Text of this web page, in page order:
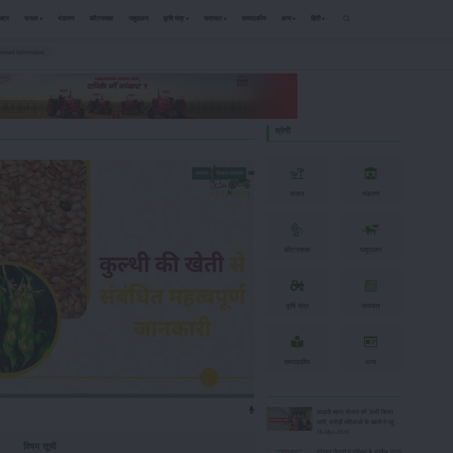
फसल भंडारण कीटनाशक पशुपालन कृषि यंत्र समाचार सम्पादकीय अन्य हिंदी
फसल भंडारण
कीटनाशक पशुपालन
कृषि यंत्र समाचार
सम्पादकीय अन्य
लाड़ली बहना योजना की 36वीं किस्त
जारी, करोड़ों महिलाओं के खातों में पहुंचे
1500 रुपये
16-May-2026